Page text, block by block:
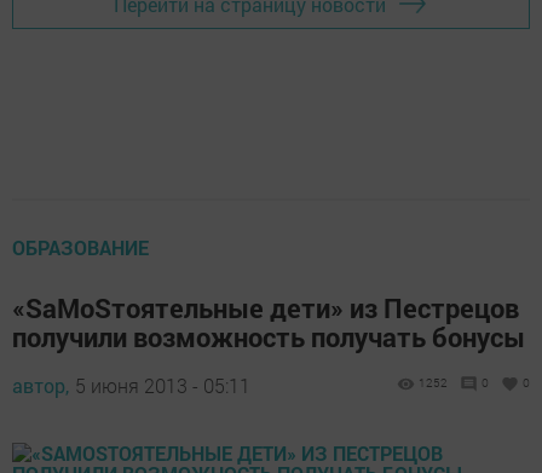
ОБРАЗОВАНИЕ
«SаМоSтоятельные дети» из Пестрецов
получили возможность получать бонусы
автор, 5 июня 2013 - 05:11 1252 0 0